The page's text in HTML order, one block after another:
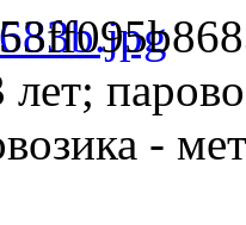
лет;
-